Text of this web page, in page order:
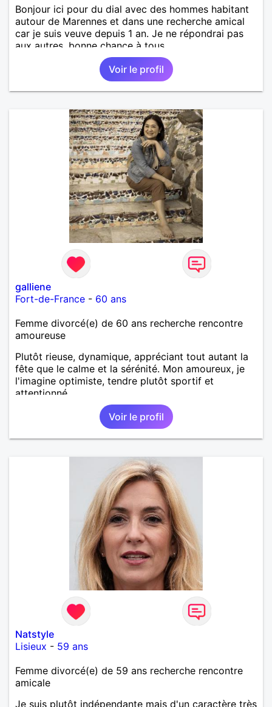
Bonjour ici pour du dial avec des hommes habitant
autour de Marennes et dans une recherche amical
car je suis veuve depuis 1 an. Je ne répondrai pas
aux autres, bonne chance à tous.
Voir le profil
galliene
Fort-de-France - 60 ans
Femme divorcé(e) de 60 ans recherche rencontre
amoureuse
Plutôt rieuse, dynamique, appréciant tout autant la
fête que le calme et la sérénité. Mon amoureux, je
l'imagine optimiste, tendre plutôt sportif et
attentionné.
Voir le profil
Natstyle
Lisieux - 59 ans
Femme divorcé(e) de 59 ans recherche rencontre
amicale
Je suis plutôt indépendante mais d'un caractère très